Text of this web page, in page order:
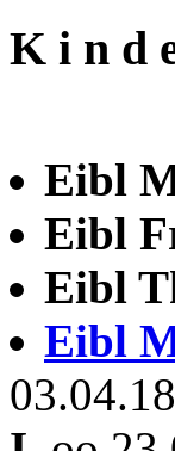
K i n d
Eibl
Eibl
Eibl
Eibl